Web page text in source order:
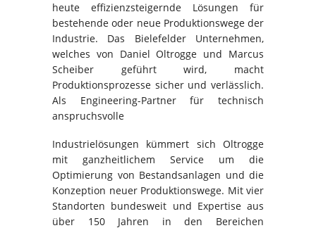
heute effizienzsteigernde Lösungen für
bestehende oder neue Produktionswege der
Industrie. Das Bielefelder Unternehmen,
welches von Daniel Oltrogge und Marcus
Scheiber geführt wird, macht
Produktionsprozesse sicher und verlässlich.
Als Engineering-Partner für technisch
anspruchsvolle
Industrielösungen kümmert sich Oltrogge
mit ganzheitlichem Service um die
Optimierung von Bestandsanlagen und die
Konzeption neuer Produktionswege. Mit vier
Standorten bundesweit und Expertise aus
über 150 Jahren in den Bereichen